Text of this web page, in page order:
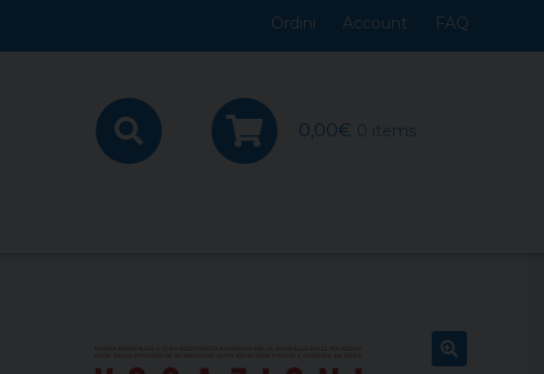
Ordini Account FAQ
0,00€ 0 items